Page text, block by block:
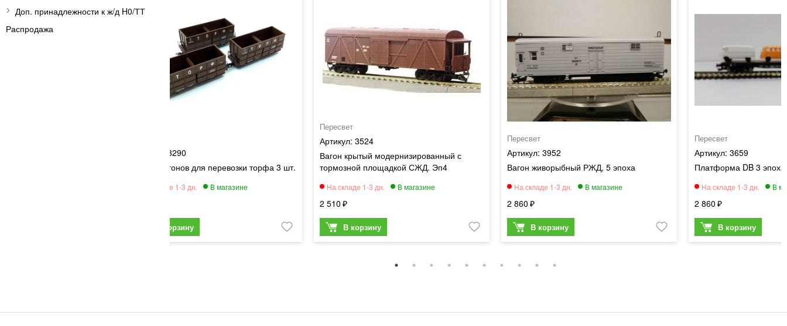
Доп. принадлежности к ж/д H0/ТТ
Распродажа
3290
Набор вагонов для перевозки торфа 3 шт.
Пересвет
3524
Вагон крытый модернизированный с
тормозной площадкой СЖД. Эп4
2 510
Пересвет
3952
Вагон живорыбный РЖД, 5 эпоха
2 860
Пересвет
3659
Платформа DB 3 эпоха
2 860